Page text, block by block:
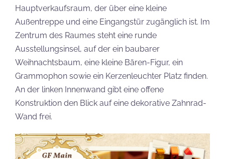
Hauptverkaufsraum, der über eine kleine
Außentreppe und eine Eingangstür zugänglich ist. Im
Zentrum des Raumes steht eine runde
Ausstellungsinsel, auf der ein baubarer
Weihnachtsbaum, eine kleine Bären-Figur, ein
Grammophon sowie ein Kerzenleuchter Platz finden.
An der linken Innenwand gibt eine offene
Konstruktion den Blick auf eine dekorative Zahnrad-
Wand frei.